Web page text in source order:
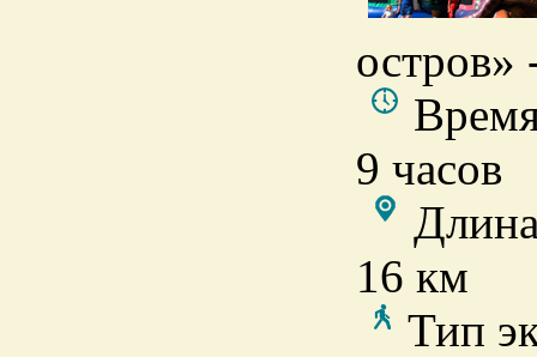
остров»
9 часов
16 км
Тип